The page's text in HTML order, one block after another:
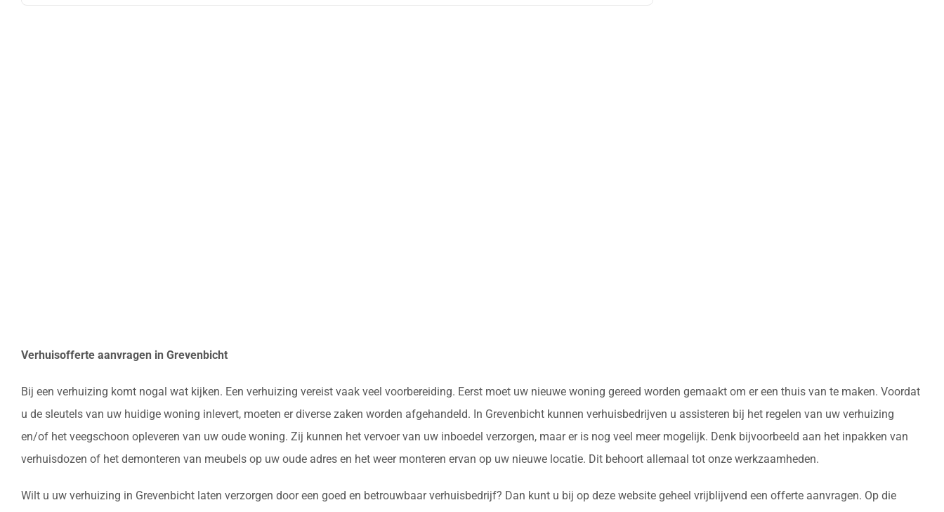
Verhuisofferte aanvragen in Grevenbicht
Bij een verhuizing komt nogal wat kijken. Een verhuizing vereist vaak veel voorbereiding. Eerst moet uw nieuwe woning gereed worden gemaakt om er een thuis van te maken. Voordat
u de sleutels van uw huidige woning inlevert, moeten er diverse zaken worden afgehandeld. In Grevenbicht kunnen verhuisbedrijven u assisteren bij het regelen van uw verhuizing
en/of het veegschoon opleveren van uw oude woning. Zij kunnen het vervoer van uw inboedel verzorgen, maar er is nog veel meer mogelijk. Denk bijvoorbeeld aan het inpakken van
verhuisdozen of het demonteren van meubels op uw oude adres en het weer monteren ervan op uw nieuwe locatie. Dit behoort allemaal tot onze werkzaamheden.
Wilt u uw verhuizing in Grevenbicht laten verzorgen door een goed en betrouwbaar verhuisbedrijf? Dan kunt u bij op deze website geheel vrijblijvend een offerte aanvragen. Op die